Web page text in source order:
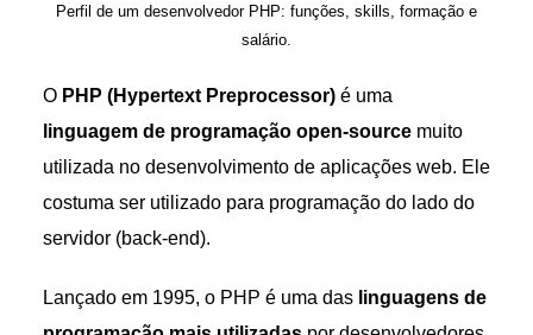
Perfil de um desenvolvedor PHP: funções, skills, formação e
salário.
O PHP (Hypertext Preprocessor)é uma
linguagem de programação open-sourcemuito
utilizada no desenvolvimento de aplicações web. Ele
costuma ser utilizado para programação do lado do
servidor (back-end).
Lançado em 1995, o PHP é uma das linguagens de